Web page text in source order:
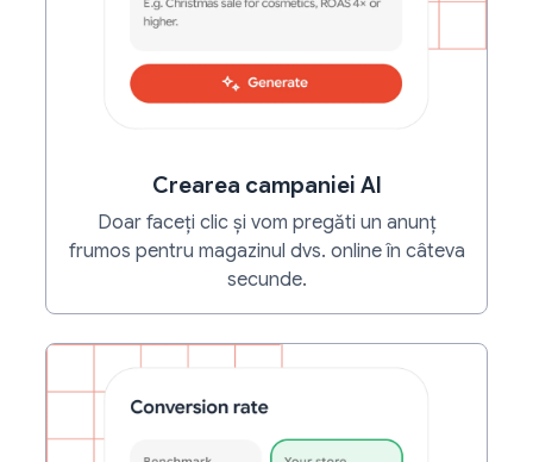
Crearea campaniei AI
Doar faceți clic și vom pregăti un anunț
frumos pentru magazinul dvs. online în câteva
secunde.